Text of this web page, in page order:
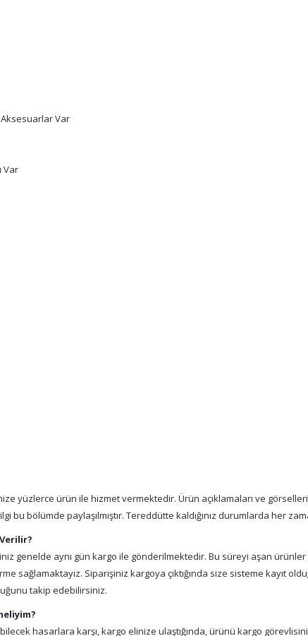
Var
Var
yüzlerce ürün ile hizmet vermektedir. Ürün açıklamaları ve
bu bölümde paylaşılmıştır. Tereddütte kaldığınız durumlarda her
genelde aynı gün kargo ile gönderilmektedir. Bu süreyi aşan
sağlamaktayız. Siparişiniz kargoya çıktığında size sisteme kayıt
takip edebilirsiniz.
hasarlara karşı, kargo elinize ulaştığında, ürünü kargo